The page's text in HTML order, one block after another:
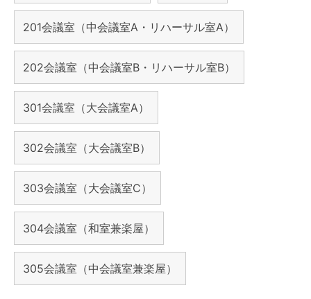
201会議室（中会議室A・リハーサル室A）
202会議室（中会議室B・リハーサル室B）
301会議室（大会議室A）
302会議室（大会議室B）
303会議室（大会議室C）
304会議室（和室兼楽屋）
305会議室（中会議室兼楽屋）